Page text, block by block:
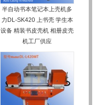
半自动书本笔记本上壳机多
力DL-SK420 上书壳 学生本
设备 精装书皮壳机 相册皮壳
机工厂供应